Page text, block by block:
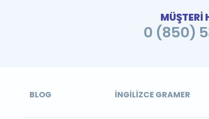
MÜŞTERİ
0 (850)
BLOG İNGILIZCE GRAMER